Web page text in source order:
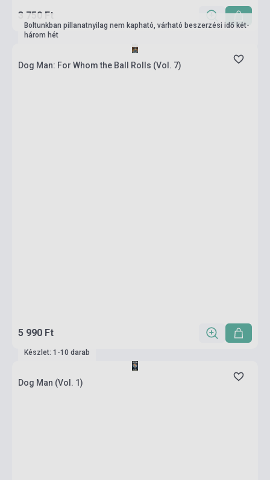
3 750 Ft
Boltunkban pillanatnyilag nem kapható, várható beszerzési idő két-
három hét
Dog Man: For Whom the Ball Rolls (Vol. 7)
5 990 Ft
Készlet: 1-10 darab
Dog Man (Vol. 1)